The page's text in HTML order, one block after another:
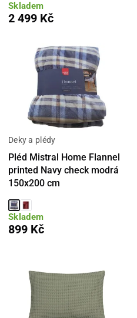
Skladem
2 499 Kč
Deky a plédy
Pléd Mistral Home Flannel
printed Navy check modrá
150x200 cm
Skladem
899 Kč